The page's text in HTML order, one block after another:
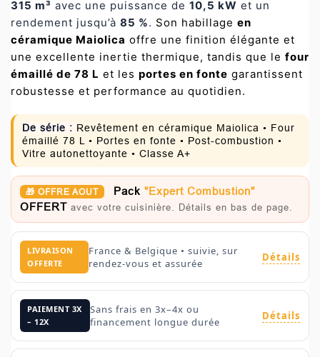
315 m³ avec une puissance de 10,5 kW et un
rendement jusqu’à 85 %. Son habillage en
céramique Maiolica offre une finition élégante et
une excellente inertie thermique, tandis que le four
émaillé de 78 L et les portes en fonte garantissent
robustesse et performance au quotidien.
De série : Revêtement en céramique Maiolica • Four
émaillé 78 L • Portes en fonte • Post-combustion •
Vitre autonettoyante • Classe A+
🎁 OFFRE AOUT Pack "Expert Combustion"
OFFERT avec votre cuisinière. Détails en bas de page.
LIVRAISON
OFFERTE
France & Belgique • suivie, sur
rendez-vous et assurée
Détails
PAIEMENT 3X
– 12X
Sans frais en 3x–4x ou
financement longue durée
Détails